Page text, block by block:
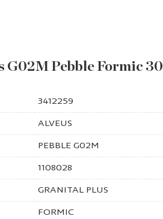
G02M Pebble Formic 30
3412259
ALVEUS
PEBBLE G02M
1108028
GRANITAL PLUS
FORMIC